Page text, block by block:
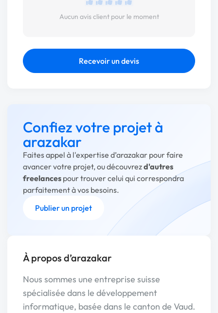
Aucun avis client pour le moment
Recevoir un devis
Confiez votre projet à
arazakar
Faites appel à l'expertise d’arazakar pour faire
avancer votre projet, ou découvrezd'autres
freelances pour trouver celui qui correspondra
parfaitement à vos besoins.
Publier un projet
À propos d’arazakar
Nous sommes une entreprise suisse
spécialisée dans le développement
informatique, basée dans le canton de Vaud.